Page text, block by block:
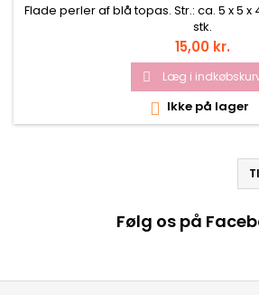
Flade perler af blå topas. Str.: ca. 5 x 5 x
stk.
Pris
15,00 kr.
 Læg i
 Ikke på lager
Følg os på